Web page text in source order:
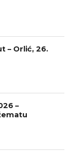
– Orlić, 26.
–